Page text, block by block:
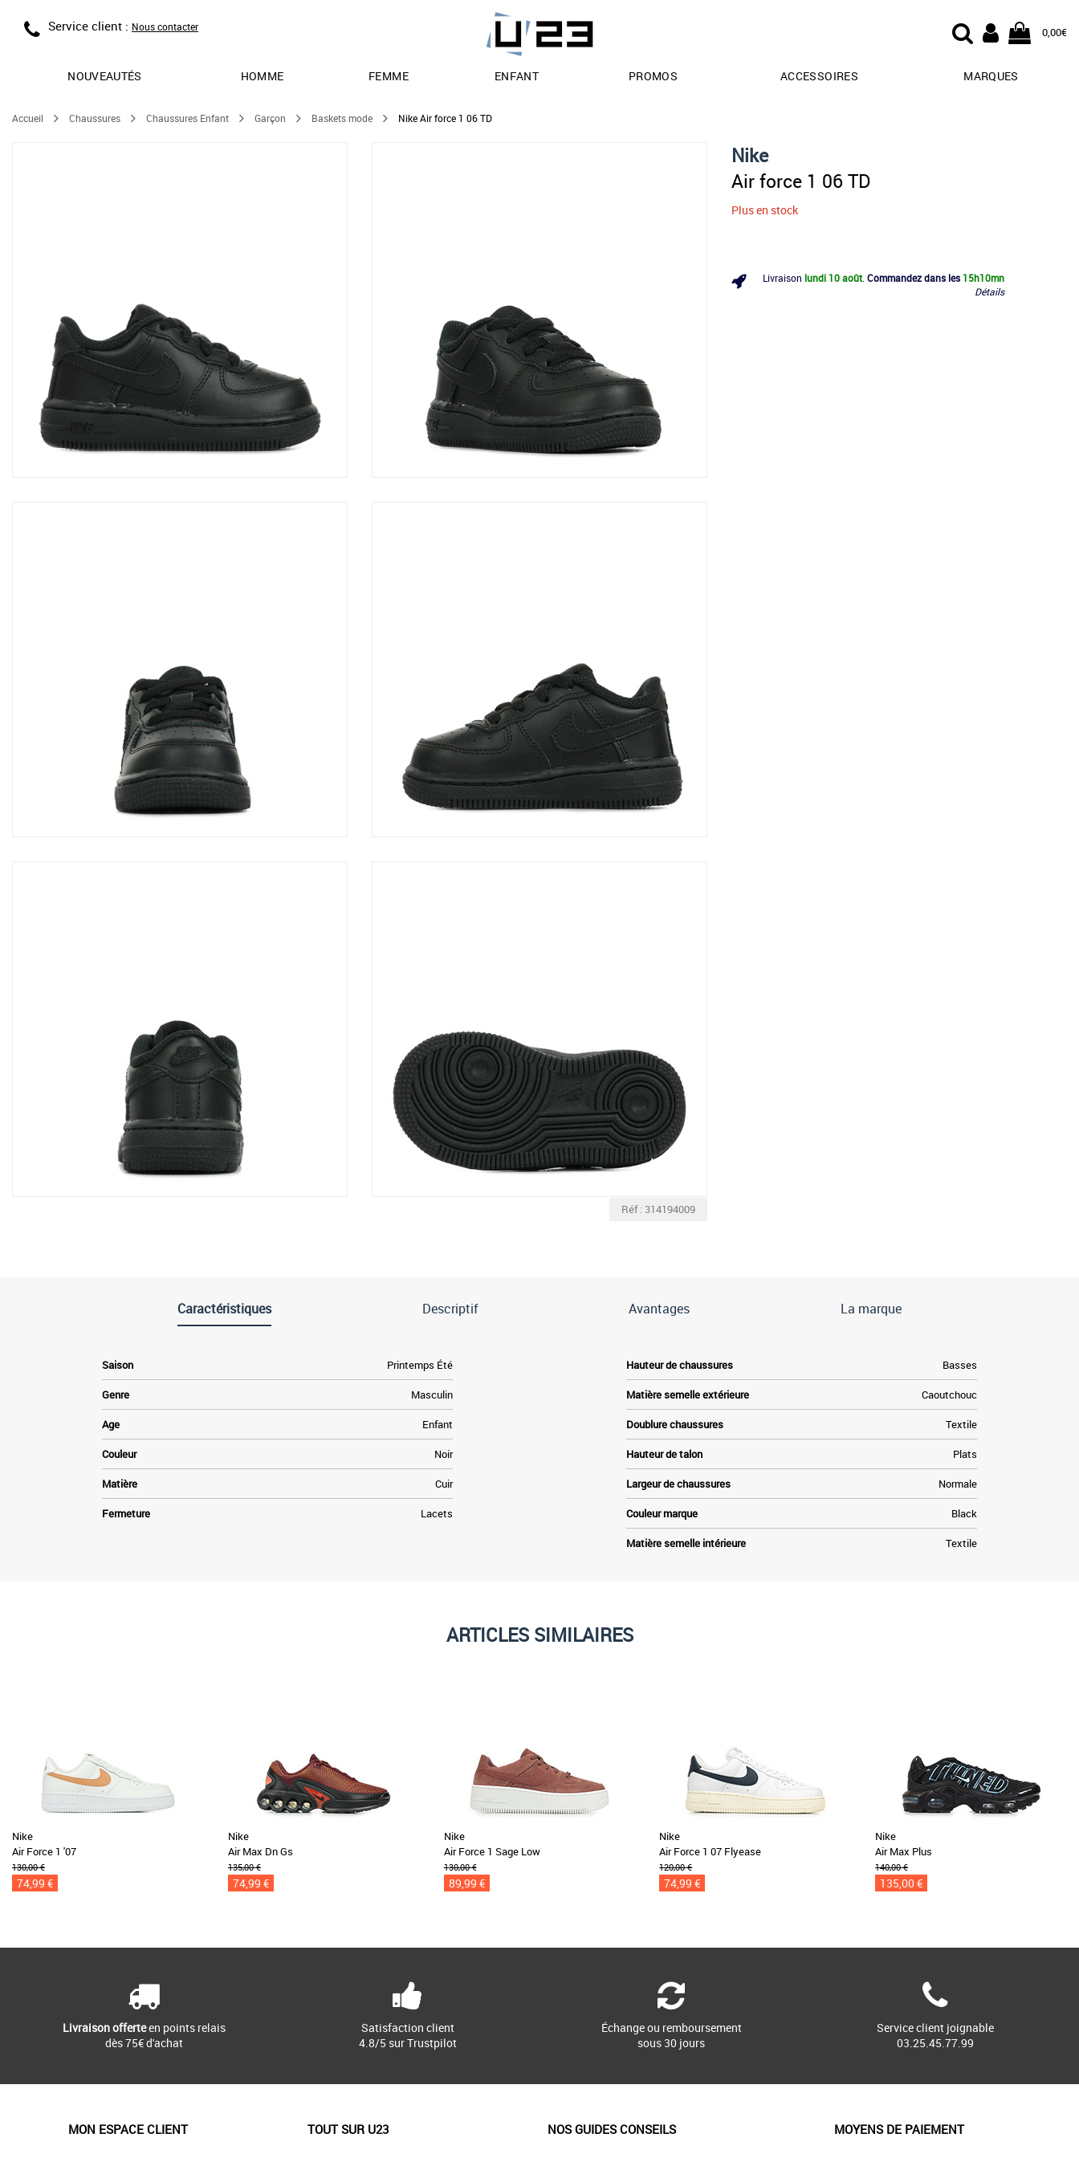
Service client : Nous contacter 0,00€
NOUVEAUTÉS HOMME FEMME ENFANT PROMOS ACCESSOIRES MARQUES
Accueil Chaussures Chaussures Enfant Garçon Baskets mode Nike Air force 1 06 TD
Réf : 314194009
Nike
Air force 1 06 TD
Plus en stock
Livraison lundi 10 août Commandez dans les 15h10mn
Détails
Caractéristiques Descriptif Avantages La marque
Saison Printemps Été
Genre Masculin
Age Enfant
Couleur Noir
Matière Cuir
Fermeture Lacets
Hauteur de chaussures Basses
Matière semelle extérieure Caoutchouc
Doublure chaussures Textile
Hauteur de talon Plats
Largeur de chaussures Normale
Couleur marque Black
Matière semelle intérieure Textile
ARTICLES SIMILAIRES
Nike
Air Force 1 '07
130,00 €
74,99 €
Nike
Air Max Dn Gs
135,00 €
74,99 €
Nike
Air Force 1 Sage Low
130,00 €
89,99 €
Nike
Air Force 1 07 Flyease
120,00 €
74,99 €
Nike
Air Max Plus
140,00 €
135,00 €
Livraison offerteen points relais
dès 75€ d'achat
Satisfaction client
4.8/5 sur Trustpilot
Échange ou remboursement
sous 30 jours
Service client joignable
03.25.45.77.99
MON ESPACE CLIENT TOUT SUR U23 NOS GUIDES CONSEILS MOYENS DE PAIEMENT